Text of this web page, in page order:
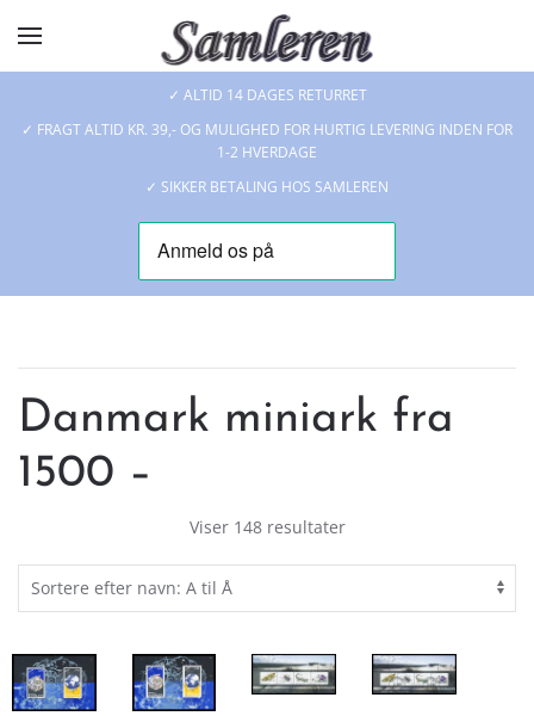
Skip to main content
✓ ALTID 14 DAGES RETURRET
✓ FRAGT ALTID KR. 39,- OG MULIGHED FOR HURTIG LEVERING INDEN FOR
1-2 HVERDAGE
✓ SIKKER BETALING HOS SAMLEREN
Danmark miniark fra
1500 –
Viser 148 resultater